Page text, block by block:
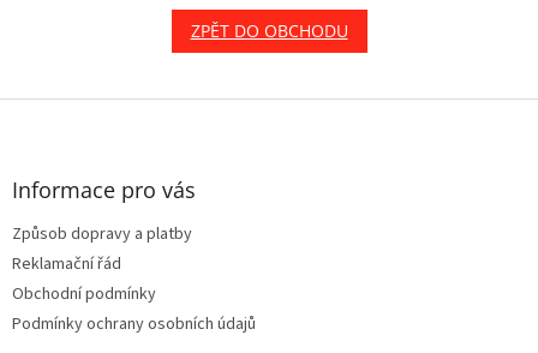
ZPĚT DO OBCHODU
Z
Informace pro vás
Způsob dopravy a platby
Reklamační řád
Obchodní podmínky
Podmínky ochrany osobních údajů